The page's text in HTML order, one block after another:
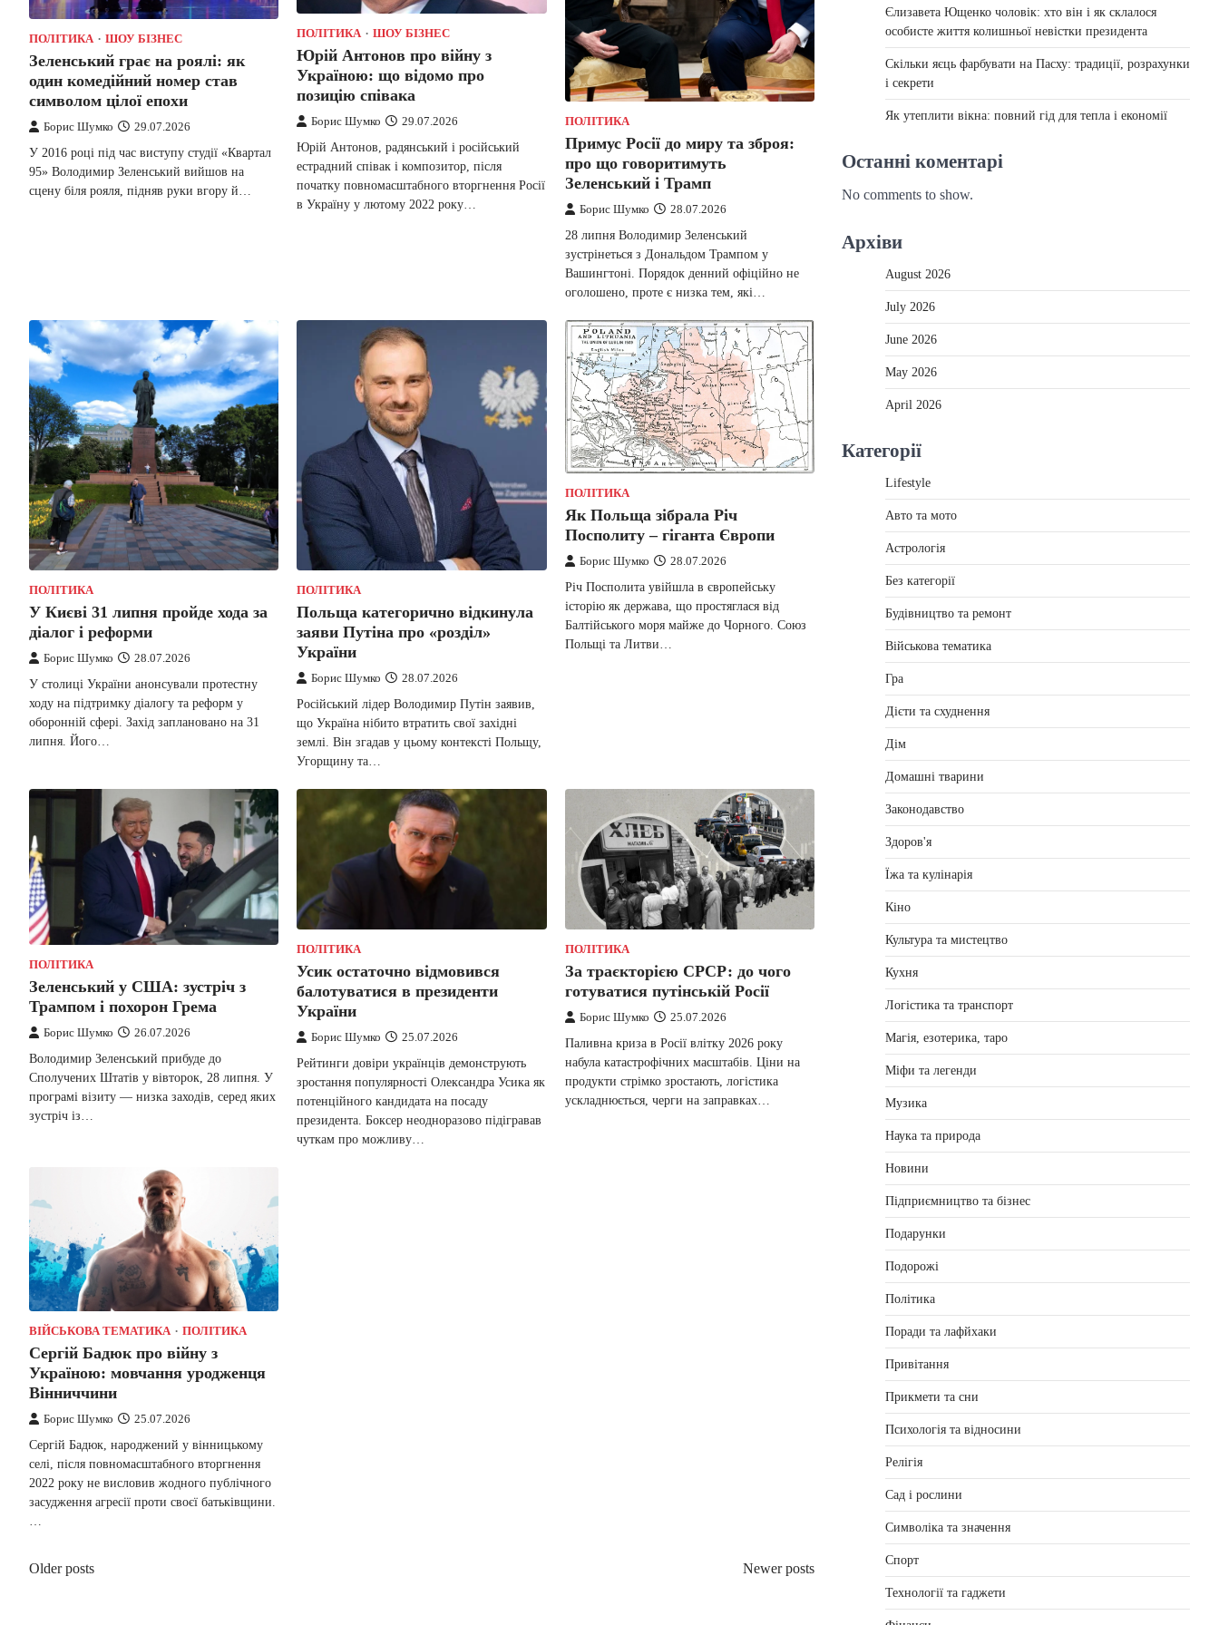
ПОЛІТИКА ШОУ БІЗНЕС
Зеленський грає на роялі: як
один комедійний номер став
символом цілої епохи
Борис Шумко 29.07.2026
У 2016 році під час виступу студії «Квартал
95» Володимир Зеленський вийшов на
сцену біля рояля, підняв руки вгору й…
ПОЛІТИКА ШОУ БІЗНЕС
Юрій Антонов про війну з
Україною: що відомо про
позицію співака
Борис Шумко 29.07.2026
Юрій Антонов, радянський і російський
естрадний співак і композитор, після
початку повномасштабного вторгнення Росії
в Україну у лютому 2022 року…
ПОЛІТИКА
Примус Росії до миру та зброя:
про що говоритимуть
Зеленський і Трамп
Борис Шумко 28.07.2026
28 липня Володимир Зеленський
зустрінеться з Дональдом Трампом у
Вашингтоні. Порядок денний офіційно не
оголошено, проте є низка тем, які…
ПОЛІТИКА
У Києві 31 липня пройде хода за
діалог і реформи
Борис Шумко 28.07.2026
У столиці України анонсували протестну
ходу на підтримку діалогу та реформ у
оборонній сфері. Захід заплановано на 31
липня. Його…
ПОЛІТИКА
Польща категорично відкинула
заяви Путіна про «розділ»
України
Борис Шумко 28.07.2026
Російський лідер Володимир Путін заявив,
що Україна нібито втратить свої західні
землі. Він згадав у цьому контексті Польщу,
Угорщину та…
ПОЛІТИКА
Як Польща зібрала Річ
Посполиту – гіганта Європи
Борис Шумко 28.07.2026
Річ Посполита увійшла в європейську
історію як держава, що простяглася від
Балтійського моря майже до Чорного. Союз
Польщі та Литви…
ПОЛІТИКА
Зеленський у США: зустріч з
Трампом і похорон Грема
Борис Шумко 26.07.2026
Володимир Зеленський прибуде до
Сполучених Штатів у вівторок, 28 липня. У
програмі візиту — низка заходів, серед яких
зустріч із…
ПОЛІТИКА
Усик остаточно відмовився
балотуватися в президенти
України
Борис Шумко 25.07.2026
Рейтинги довіри українців демонструють
зростання популярності Олександра Усика як
потенційного кандидата на посаду
президента. Боксер неодноразово підігравав
чуткам про можливу…
ПОЛІТИКА
За траєкторією СРСР: до чого
готуватися путінській Росії
Борис Шумко 25.07.2026
Паливна криза в Росії влітку 2026 року
набула катастрофічних масштабів. Ціни на
продукти стрімко зростають, логістика
ускладнюється, черги на заправках…
ВІЙСЬКОВА ТЕМАТИКА ПОЛІТИКА
Сергій Бадюк про війну з
Україною: мовчання уродженця
Вінниччини
Борис Шумко 25.07.2026
Сергій Бадюк, народжений у вінницькому
селі, після повномасштабного вторгнення
2022 року не висловив жодного публічного
засудження агресії проти своєї батьківщини.
…
Posts
Older posts Newer posts
Єлизавета Ющенко чоловік: хто він і як склалося
особисте життя колишньої невістки президента
Скільки яєць фарбувати на Пасху: традиції, розрахунки
і секрети
Як утеплити вікна: повний гід для тепла і економії
Останні коментарі
No comments to show.
Архіви
August 2026
July 2026
June 2026
May 2026
April 2026
Категорії
Lifestyle
Авто та мото
Астрологія
Без категорії
Будівництво та ремонт
Військова тематика
Гра
Дієти та схуднення
Дім
Домашні тварини
Законодавство
Здоров'я
Їжа та кулінарія
Кіно
Культура та мистецтво
Кухня
Логістика та транспорт
Магія, езотерика, таро
Міфи та легенди
Музика
Наука та природа
Новини
Підприємництво та бізнес
Подарунки
Подорожі
Політика
Поради та лафйхаки
Привітання
Прикмети та сни
Психологія та відносини
Релігія
Сад і рослини
Символіка та значення
Спорт
Технології та гаджети